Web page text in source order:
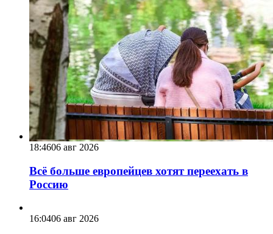
18:4606 авг 2026
Всё больше европейцев хотят переехать в
Россию
16:0406 авг 2026